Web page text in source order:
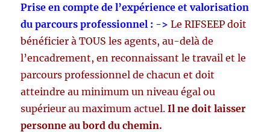
Prise en compte de l’expérience et valorisation
du parcours professionnel : ->Le RIFSEEP doit
bénéficier à TOUS les agents, au-delà de
l’encadrement, en reconnaissant le travail et le
parcours professionnel de chacun et doit
atteindre au minimum un niveau égal ou
supérieur au maximum actuel.Il ne doit laisser
personne au bord du chemin.